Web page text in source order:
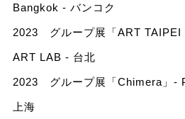
Bangkok - バンコク
2023 グループ展「ART TAIPEI
ART LAB - 台北
2023 グループ展「Chimera」-
上海